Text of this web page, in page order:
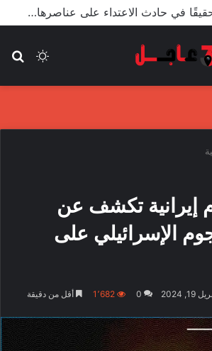
الأعور: اتفاقية ترسيم الحدود مع تركيا على طاولة النواب والاعتماد مرجّح
الوضع
إيرانية تكشف عن
الإسرائيلي على
19, 2024
0 1٬682 أقل من دقيقة